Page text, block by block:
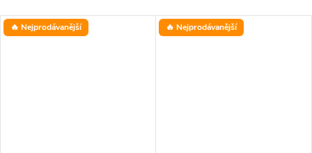
🔥 Nejprodávanější 🔥 Nejprodávanější